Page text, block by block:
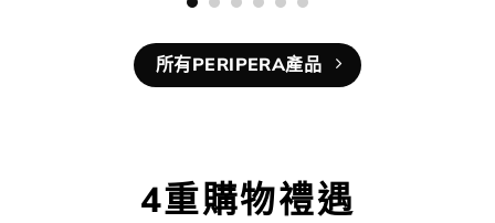
所有PERIPERA產品
4重購物禮遇